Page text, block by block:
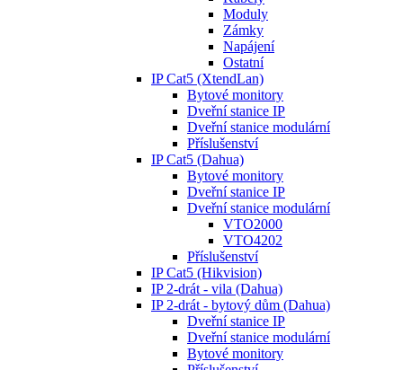
Moduly
Zámky
Napájení
Ostatní
IP Cat5 (XtendLan)
Bytové monitory
Dveřní stanice IP
Dveřní stanice modulární
Příslušenství
IP Cat5 (Dahua)
Bytové monitory
Dveřní stanice IP
Dveřní stanice modulární
VTO2000
VTO4202
Příslušenství
IP Cat5 (Hikvision)
IP 2-drát - vila (Dahua)
IP 2-drát - bytový dům (Dahua)
Dveřní stanice IP
Dveřní stanice modulární
Bytové monitory